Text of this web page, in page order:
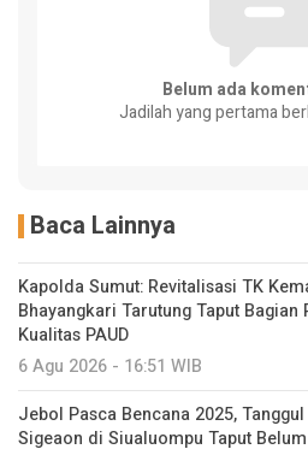
Belum ada
Jadilah yang pertama
Baca Lainnya
Kapolda Sumut: Revitalisasi TK
Bhayangkari Tarutung Taput Bagian
Kualitas PAUD
6 Agu 2026 - 16:51 WIB
Jebol Pasca Bencana 2025,
Sigeaon di Siualuompu Taput